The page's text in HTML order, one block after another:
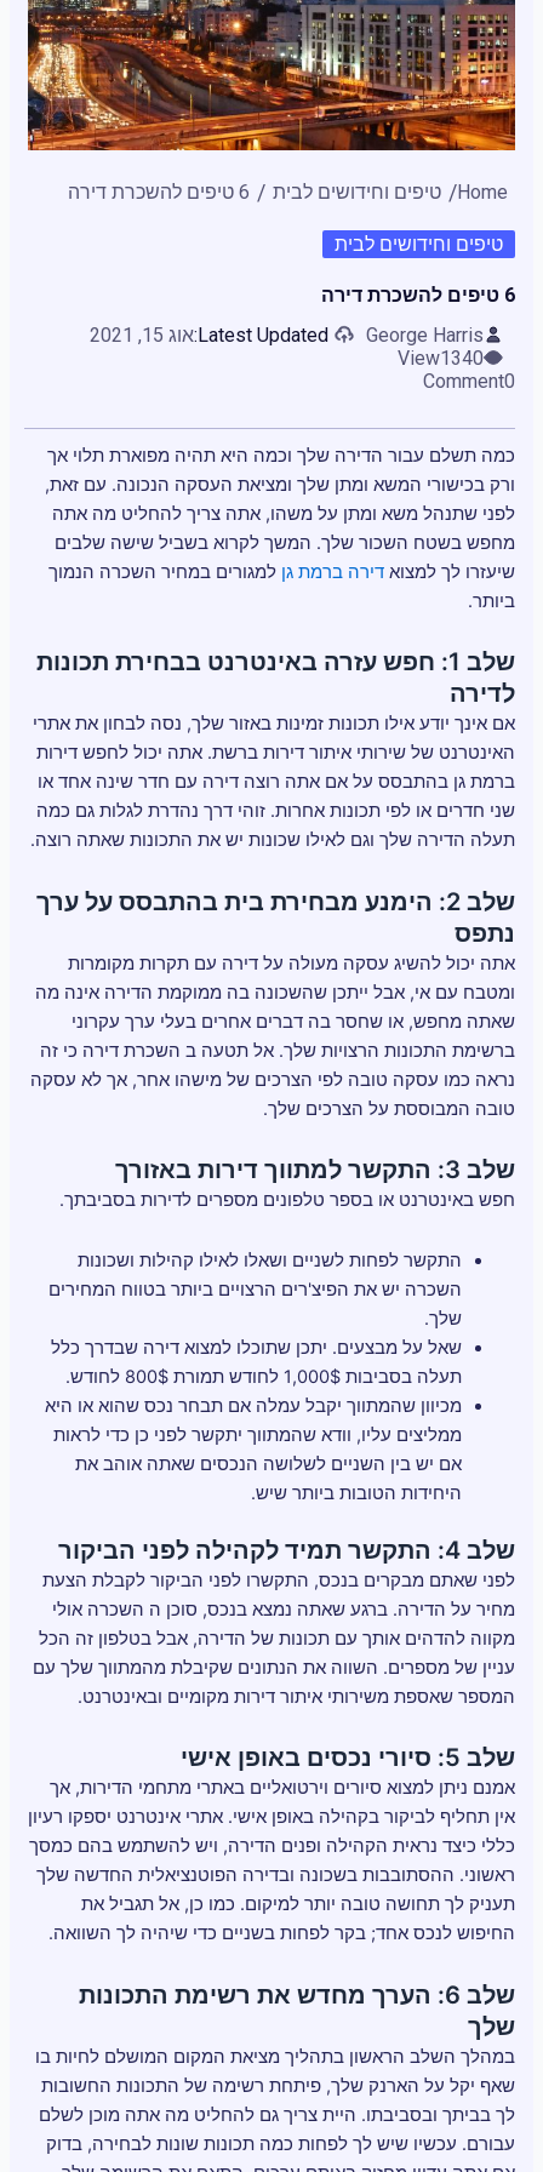
Home טיפים וחידושים לבית 6 טיפים להשכרת דירה
טיפים וחידושים לבית
George Harris
Latest Updated:אוג 15, 2021
1340
View
Comment
כמה תשלם עבור הדירה שלך וכמה היא תהיה מפוארת תלוי אך
ורק בכישורי המשא ומתן שלך ומציאת העסקה הנכונה. עם זאת,
לפני שתנהל משא ומתן על משהו, אתה צריך להחליט מה אתה
מחפש בשטח השכור שלך. המשך לקרוא בשביל שישה שלבים
שיעזרו לך למצואדירה ברמת גןלמגורים במחיר השכרה הנמוך
ביותר.
שלב 1: חפש עזרה באינטרנט בבחירת תכונות
לדירה
אם אינך יודע אילו תכונות זמינות באזור שלך, נסה לבחון את אתרי
האינטרנט של שירותי איתור דירות ברשת. אתה יכול לחפש דירות
ברמת גן בהתבסס על אם אתה רוצה דירה עם חדר שינה אחד או
שני חדרים או לפי תכונות אחרות. זוהי דרך נהדרת לגלות גם כמה
תעלה הדירה שלך וגם לאילו שכונות יש את התכונות שאתה רוצה.
שלב 2: הימנע מבחירת בית בהתבסס על ערך
נתפס
אתה יכול להשיג עסקה מעולה על דירה עם תקרות מקומרות
ומטבח עם אי, אבל ייתכן שהשכונה בה ממוקמת הדירה אינה מה
שאתה מחפש, או שחסר בה דברים אחרים בעלי ערך עקרוני
ברשימת התכונות הרצויות שלך. אל תטעה ב השכרת דירה כי זה
נראה כמו עסקה טובה לפי הצרכים של מישהו אחר, אך לא עסקה
טובה המבוססת על הצרכים שלך.
שלב 3: התקשר למתווך דירות באזורך
חפש באינטרנט או בספר טלפונים מספרים לדירות בסביבתך.
התקשר לפחות לשניים ושאלו לאילו קהילות ושכונות
השכרה יש את הפיצ'רים הרצויים ביותר בטווח המחירים
שלך.
שאל על מבצעים. יתכן שתוכלו למצוא דירה שבדרך כלל
תעלה בסביבות 1,000$ לחודש תמורת 800$ לחודש.
מכיוון שהמתווך יקבל עמלה אם תבחר נכס שהוא או היא
ממליצים עליו, וודא שהמתווך יתקשר לפני כן כדי לראות
אם יש בין השניים לשלושה הנכסים שאתה אוהב את
היחידות הטובות ביותר שיש.
שלב 4: התקשר תמיד לקהילה לפני הביקור
לפני שאתם מבקרים בנכס, התקשרו לפני הביקור לקבלת הצעת
מחיר על הדירה. ברגע שאתה נמצא בנכס, סוכן ה השכרה אולי
מקווה להדהים אותך עם תכונות של הדירה, אבל בטלפון זה הכל
עניין של מספרים. השווה את הנתונים שקיבלת מהמתווך שלך עם
המספר שאספת משירותי איתור דירות מקומיים ובאינטרנט.
שלב 5: סיורי נכסים באופן אישי
אמנם ניתן למצוא סיורים וירטואליים באתרי מתחמי הדירות, אך
אין תחליף לביקור בקהילה באופן אישי. אתרי אינטרנט יספקו רעיון
כללי כיצד נראית הקהילה ופנים הדירה, ויש להשתמש בהם כמסך
ראשוני. ההסתובבות בשכונה ובדירה הפוטנציאלית החדשה שלך
תעניק לך תחושה טובה יותר למיקום. כמו כן, אל תגביל את
החיפוש לנכס אחד; בקר לפחות בשניים כדי שיהיה לך השוואה.
שלב 6: הערך מחדש את רשימת התכונות
שלך
במהלך השלב הראשון בתהליך מציאת המקום המושלם לחיות בו
שאף יקל על הארנק שלך, פיתחת רשימה של התכונות החשובות
לך בביתך ובסביבתו. היית צריך גם להחליט מה אתה מוכן לשלם
עבורם. עכשיו שיש לך לפחות כמה תכונות שונות לבחירה, בדוק